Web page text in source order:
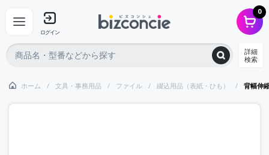
ログイン
0
詳細
検索
ホーム 文具・事務用品 ファイル 綴込用品（表紙・ひも） 背幅伸